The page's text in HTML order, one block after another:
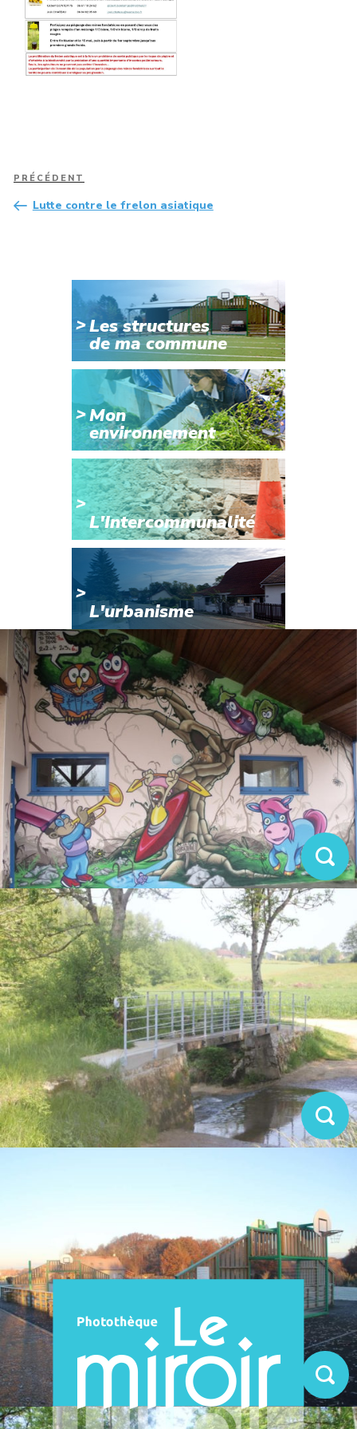
Navigation
de
l’article
Article
précédent
PRÉCÉDENT
Lutte contre le frelon asiatique
Les structures
de ma commune
Mon
environnement
L'Intercommunalité
L'urbanisme